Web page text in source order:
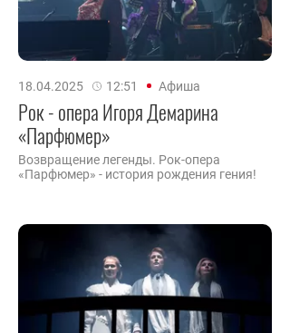
18.04.2025 12:51 Афиша
Рок - опера Игоря Демарина
«Парфюмер»
Возвращение легенды. Рок-опера
«Парфюмер» - история рождения гения!